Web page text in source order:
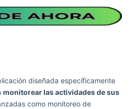
diseñada específicamente
monitorear las actividades de sus
como monitoreo de